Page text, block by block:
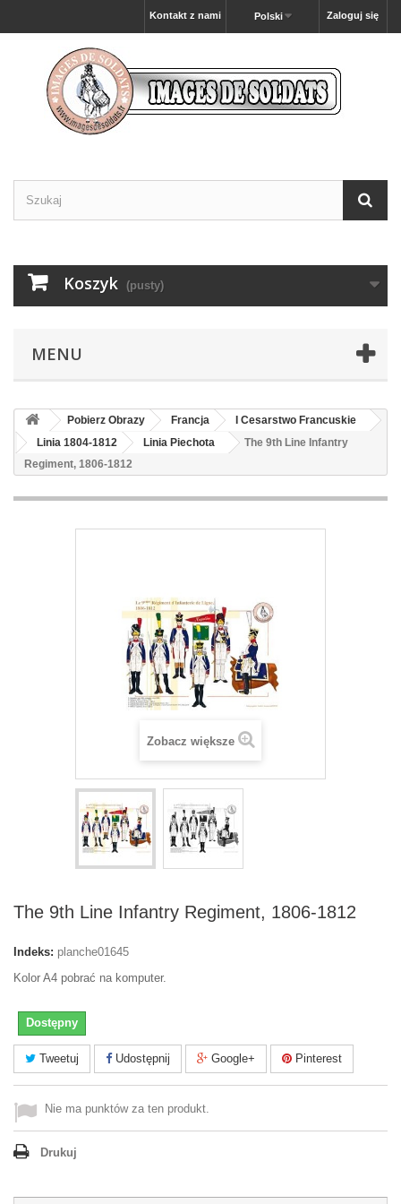
Zaloguj się
Polski
Kontakt z nami
Koszyk (pusty)
MENU
Pobierz Obrazy Francja
I Cesarstwo Francuskie
Linia 1804-1812
Linia Piechota
The 9th Line Infantry
Regiment, 1806-1812
Zobacz większe
The 9th Line Infantry Regiment, 1806-1812
Indeks: planche01645
Kolor A4 pobrać na komputer.
Dostępny
Tweetuj Udostępnij Google+ Pinterest
Nie ma punktów za ten produkt.
Drukuj